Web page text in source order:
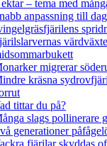
– tema med
anpassning till
migrerar
kräsna
tittar du på?
slags pollinerare
generationer
fjärilar skyddas